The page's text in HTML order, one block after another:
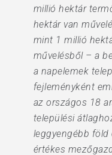
millió hektár
hektár van
mint 1 millió
művelésből – a
a napelemek
fejleményként
az országos 18
települési
leggyengébb föld
értékes